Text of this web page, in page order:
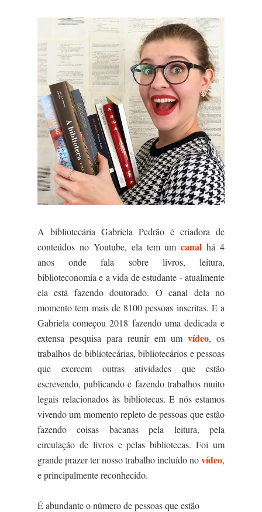
A bibliotecária Gabriela Pedrão é criadora de
conteúdos no Youtube, ela tem umcanal há 4
anos onde fala sobre livros, leitura,
biblioteconomia e a vida de estudante - atualmente
ela está fazendo doutorado. O canal dela no
momento tem mais de 8100 pessoas inscritas. E a
Gabriela começou 2018 fazendo uma dedicada e
extensa pesquisa para reunir em um vídeo, os
trabalhos de bibliotecárias, bibliotecários e pessoas
que exercem outras atividades que estão
escrevendo, publicando e fazendo trabalhos muito
legais relacionados às bibliotecas. E nós estamos
vivendo um momento repleto de pessoas que estão
fazendo coisas bacanas pela leitura, pela
circulação de livros e pelas bibliotecas. Foi um
grande prazer ter nosso trabalho incluído novídeo,
e principalmente reconhecido.
É abundante o número de pessoas que estão